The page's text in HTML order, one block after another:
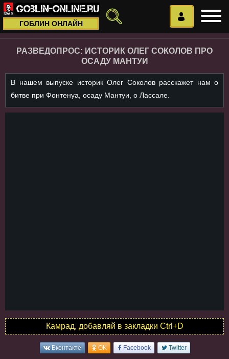
ГОБЛИН ОНЛАЙН
РАЗВЕДОПРОС: ИСТОРИК ОЛЕГ СОКОЛОВ ПРО
ОСАДУ МАНТУИ
В нашем выпуске историк Олег Соколов расскажет нам о
битве при Фонтенуа, осаду Мантуи, о Лассале.
Камрад, добавляй в закладки Ctrl+D
Вконтакте OK Facebook Twitter